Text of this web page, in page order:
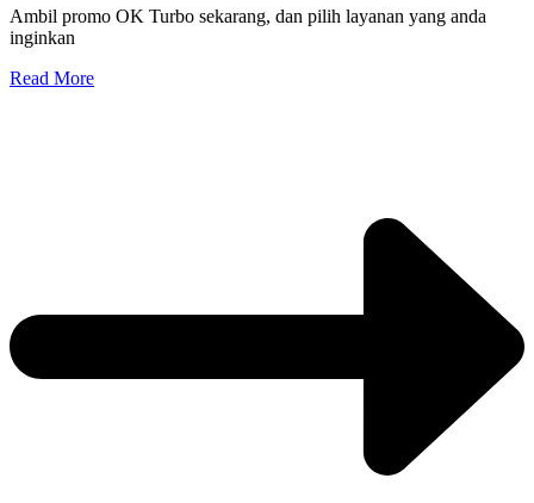
Ambil promo OK Turbo sekarang, dan pilih layanan yang anda
inginkan
Read More